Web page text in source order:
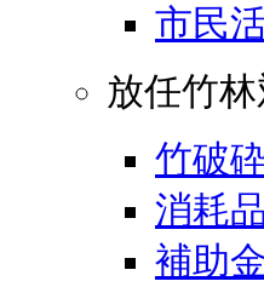
市⺠
放任竹
竹破
消耗
補助